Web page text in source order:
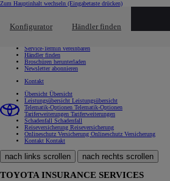
Zum Hauptinhalt wechseln (Eingabetaste drücken)
Konfigurator Händler finden
Schnellzugriff Klicken um das Reach-Out-Menü zu
Service-Termin vereinbaren
Händler finden
Broschüren herunterladen
Newsletter abonnieren
Kontakt
Übersicht Übersicht
Leistungsübersicht Leistungsübersicht
Telematik-Optionen Telematik-Optionen
Tariferweiterungen Tariferweiterungen
Schadenfall Schadenfall
Reiseversicherung Reiseversicherung
Onlineschutz Versicherung Onlineschutz Versicherung
Kontakt Kontakt
nach links scrollen nach rechts scrollen
TOYOTA INSURANCE SERVICES